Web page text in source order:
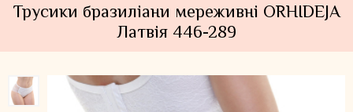
Трусики бразиліани мереживні ORHIDEJA
Латвія 446-289